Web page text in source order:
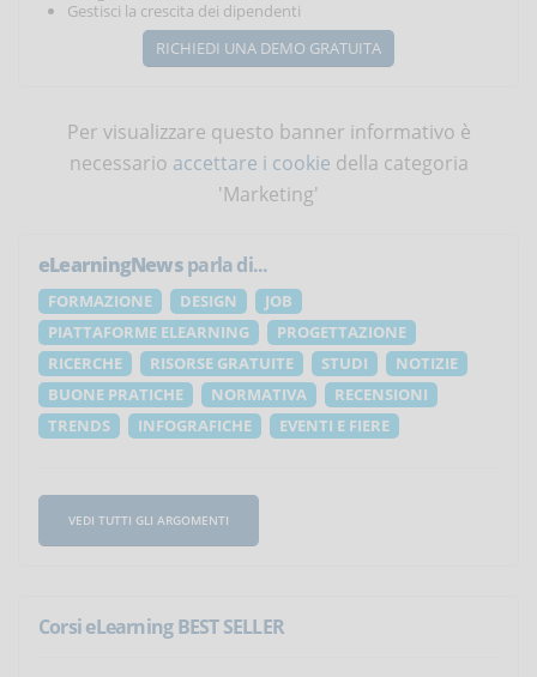
Gestisci la crescita dei dipendenti
RICHIEDI UNA DEMO GRATUITA
Per visualizzare questo banner informativo è
necessario accettare i cookie della categoria
'Marketing'
eLearningNewsparla di...
FORMAZIONE DESIGN
JOB
PIATTAFORME ELEARNING
PROGETTAZIONE
RICERCHE
RISORSE GRATUITE STUDI
NOTIZIE
BUONE PRATICHE
NORMATIVA
RECENSIONI
TRENDS
INFOGRAFICHE EVENTI E FIERE
VEDI TUTTI GLI ARGOMENTI
Corsi eLearning BEST SELLER